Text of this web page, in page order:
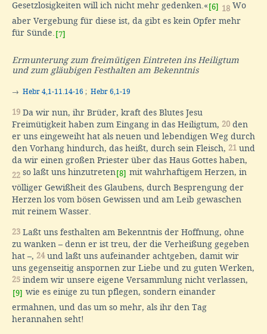
Gesetzlosigkeiten will ich nicht mehr gedenken.« [6] 18 Wo
aber Vergebung für diese ist, da gibt es kein Opfer mehr
für Sünde. [7]
Ermunterung zum freimütigen Eintreten ins Heiligtum
und zum gläubigen Festhalten am Bekenntnis
→ Hebr 4,1-11.14-16 ; Hebr 6,1-19
19 Da wir nun, ihr Brüder, kraft des Blutes Jesu
Freimütigkeit haben zum Eingang in das Heiligtum, 20 den
er uns eingeweiht hat als neuen und lebendigen Weg durch
den Vorhang hindurch, das heißt, durch sein Fleisch, 21 und
da wir einen großen Priester über das Haus Gottes haben,
22 so laßt uns hinzutreten [8] mit wahrhaftigem Herzen, in
völliger Gewißheit des Glaubens, durch Besprengung der
Herzen los vom bösen Gewissen und am Leib gewaschen
mit reinem Wasser.
23 Laßt uns festhalten am Bekenntnis der Hoffnung, ohne
zu wanken – denn er ist treu, der die Verheißung gegeben
hat –, 24und laßt uns aufeinander achtgeben, damit wir
uns gegenseitig anspornen zur Liebe und zu guten Werken,
25 indem wir unsere eigene Versammlung nicht verlassen,
[9] wie es einige zu tun pflegen, sondern einander
ermahnen, und das um so mehr, als ihr den Tag
herannahen seht!